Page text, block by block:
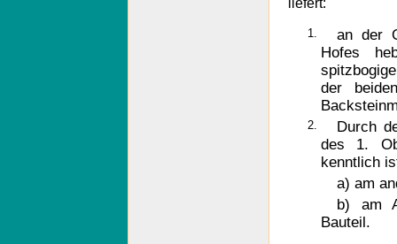
1.
an der
Hofes
der
2.
Durch
des 1.
kenntlich
a) am
b) am
Bauteil.